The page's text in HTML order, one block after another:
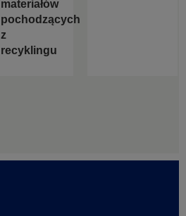
materiałów
pochodzących
z
recyklingu